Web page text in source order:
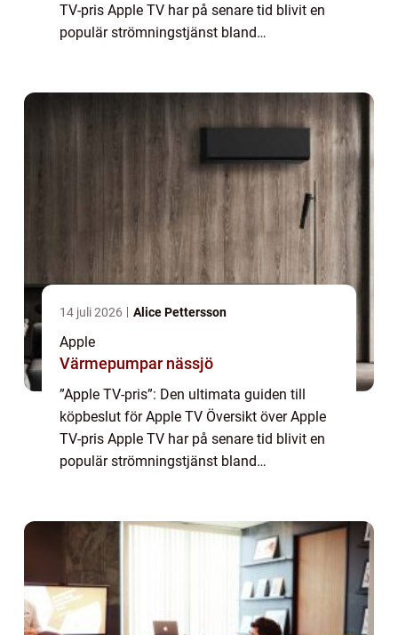
TV-pris Apple TV har på senare tid blivit en
populär strömningstjänst bland
14 juli 2026 Alice Pettersson
Apple
Värmepumpar nässjö
”Apple TV-pris”: Den ultimata guiden till
köpbeslut för Apple TV Översikt över Apple
TV-pris Apple TV har på senare tid blivit en
populär strömningstjänst bland